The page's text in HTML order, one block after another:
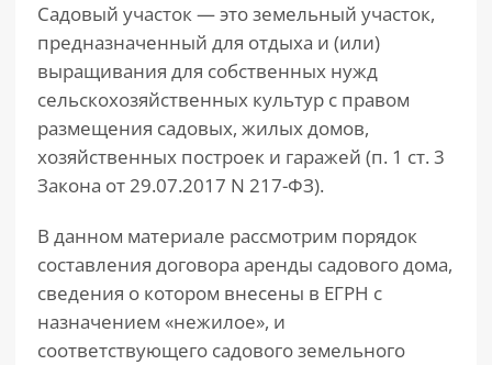
Садовый участок — это земельный участок,
предназначенный для отдыха и (или)
выращивания для собственных нужд
сельскохозяйственных культур с правом
размещения садовых, жилых домов,
хозяйственных построек и гаражей (п. 1 ст. 3
Закона от 29.07.2017 N 217-ФЗ).
В данном материале рассмотрим порядок
составления договора аренды садового дома,
сведения о котором внесены в ЕГРН с
назначением «нежилое», и
соответствующего садового земельного